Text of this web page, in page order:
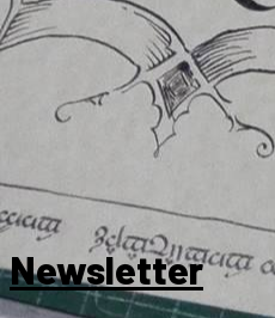
Newsletter